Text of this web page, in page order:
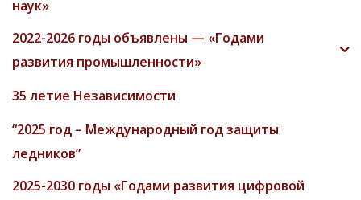
наук»
2022-2026 годы объявлены — «Годами
развития промышленности»
35 летие Независимости
“2025 год – Международный год защиты
ледников”
2025-2030 годы «Годами развития цифровой